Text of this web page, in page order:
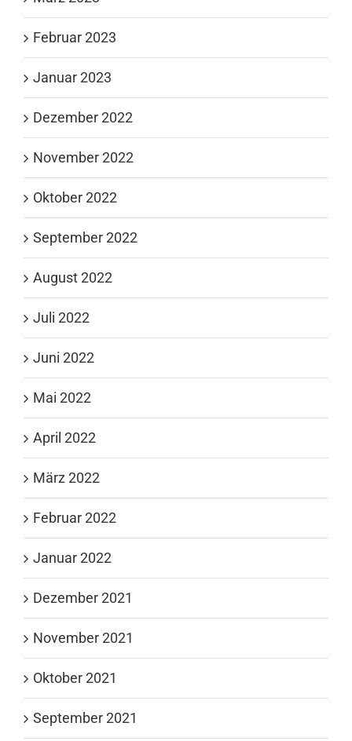
Februar 2023
Januar 2023
Dezember 2022
November 2022
Oktober 2022
September 2022
August 2022
Juli 2022
Juni 2022
Mai 2022
April 2022
März 2022
Februar 2022
Januar 2022
Dezember 2021
November 2021
Oktober 2021
September 2021